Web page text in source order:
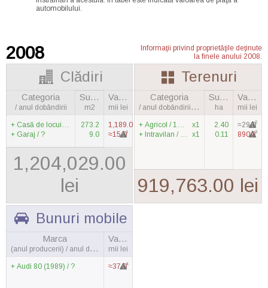
automobilului.
2008
Informaţii privind proprietăţile deţinute
la finele anului 2008.
Clădiri
Categoria
/ anul dobândirii
Suprafaţa
m2
Valoarea
mii lei
Casă de locuit / 2007
Garaj / ?
273.2
9.0
1,189.0
≈15.01
1,204,029.00
lei
Terenuri
Categoria
/ anul dobândirii, cantitatea
Suprafaţa
ha
Valoarea
mii lei
Agricol / 1998
x1
Intravilan / 2003
x1
2.40
0.11
≈29.02
890.83
919,763.00 lei
Bunuri mobile
Marca
(anul producerii) / anul dobândirii
Valoarea
mii lei
Audi 80 (1989) / ? ≈37.04